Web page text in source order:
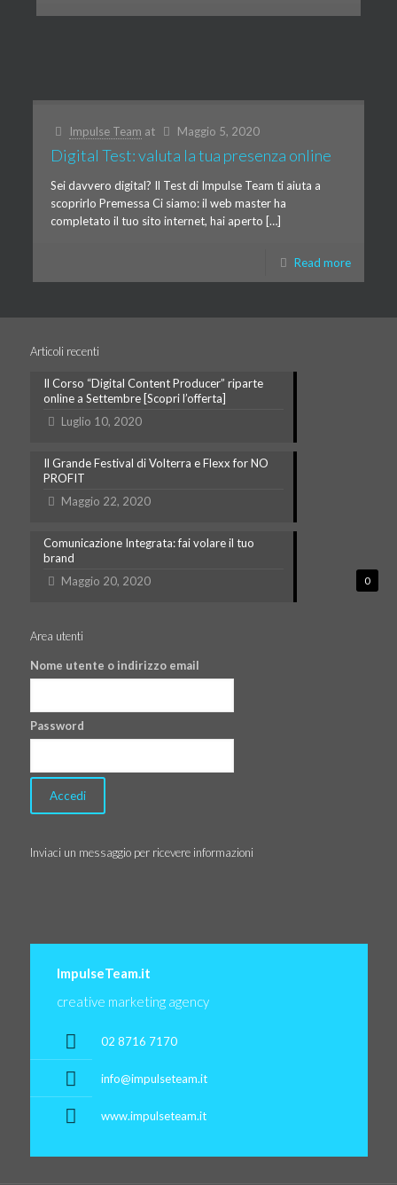
Impulse Team at Maggio 5, 2020
Digital Test: valuta la tua presenza online
Sei davvero digital? Il Test di Impulse Team ti aiuta a
scoprirlo Premessa Ci siamo: il web master ha
completato il tuo sito internet, hai aperto […]
Read more
Articoli recenti
Il Corso “Digital Content Producer” riparte
online a Settembre [Scopri l’offerta]
Luglio 10, 2020
Il Grande Festival di Volterra e Flexx for NO
PROFIT
Maggio 22, 2020
0
Comunicazione Integrata: fai volare il tuo
brand
Maggio 20, 2020
Area utenti
Nome utente o indirizzo email
Password
Inviaci un messaggio per ricevere informazioni
ImpulseTeam.it
creative marketing agency
02 8716 7170
info@impulseteam.it
www.impulseteam.it